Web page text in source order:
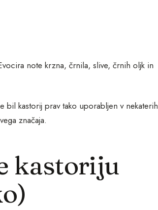
note krzna, črnila, slive, črnih oljk in
bil kastorij prav tako uporabljen v nekaterih
značaja.
kastoriju